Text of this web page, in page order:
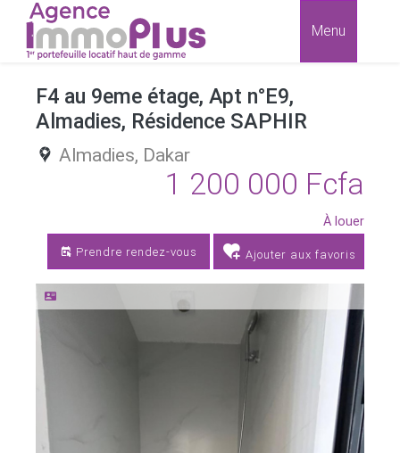
Menu
F4 au 9eme étage, Apt n°E9,
Almadies, Résidence SAPHIR
Almadies, Dakar
1 200 000 Fcfa
À louer
Prendre rendez-vous Ajouter aux favoris